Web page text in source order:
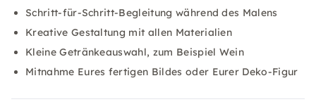
Schritt-für-Schritt-Begleitung während des Malens
Kreative Gestaltung mit allen Materialien
Kleine Getränkeauswahl, zum Beispiel Wein
Mitnahme Eures fertigen Bildes oder Eurer Deko-Figur